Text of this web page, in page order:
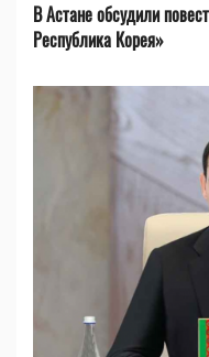
В Астане обсудили
Республика Корея»